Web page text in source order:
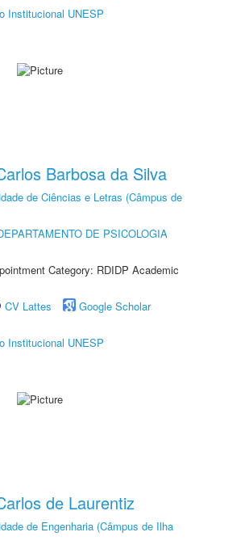
Institucional UNESP
Barbosa da Silva
de Ciências e Letras (Câmpus de
DE PSICOLOGIA
Category: RDIDP Academic
CV Lattes
Google Scholar
Institucional UNESP
de Laurentiz
de Engenharia (Câmpus de Ilha